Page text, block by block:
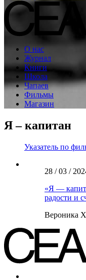
О нас
Журнал
Книги
Школа
Чапаев
Фильмы
Магазин
Я – капитан
Указатель по
28 / 03 /
«Я —
радости и
Вероника